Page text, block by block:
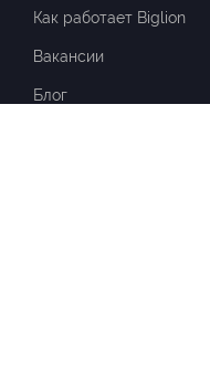
Как работает Biglion
Вакансии
Блог